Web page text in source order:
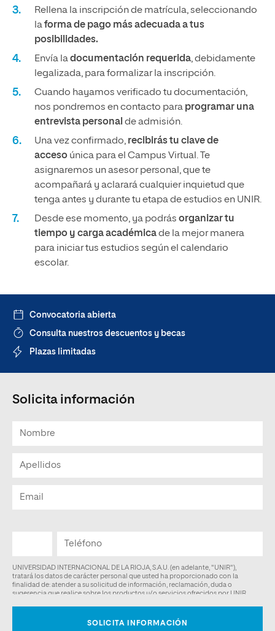
Rellena la inscripción de matrícula, seleccionando
laforma de pago más adecuada a tus
posibilidades.
Envía ladocumentación requerida, debidamente
legalizada, para formalizar la inscripción.
Cuando hayamos verificado tu documentación,
nos pondremos en contacto para programar una
entrevista personal de admisión.
Una vez confirmado, recibirás tu clave de
acceso única para el Campus Virtual. Te
asignaremos un asesor personal, que te
acompañará y aclarará cualquier inquietud que
tenga antes y durante tu etapa de estudios en UNIR.
Desde ese momento, ya podrás organizar tu
tiempo y carga académicade la mejor manera
para iniciar tus estudios según el calendario
escolar.
Convocatoria abierta
Consulta nuestros descuentos y becas
Plazas limitadas
Solicita información